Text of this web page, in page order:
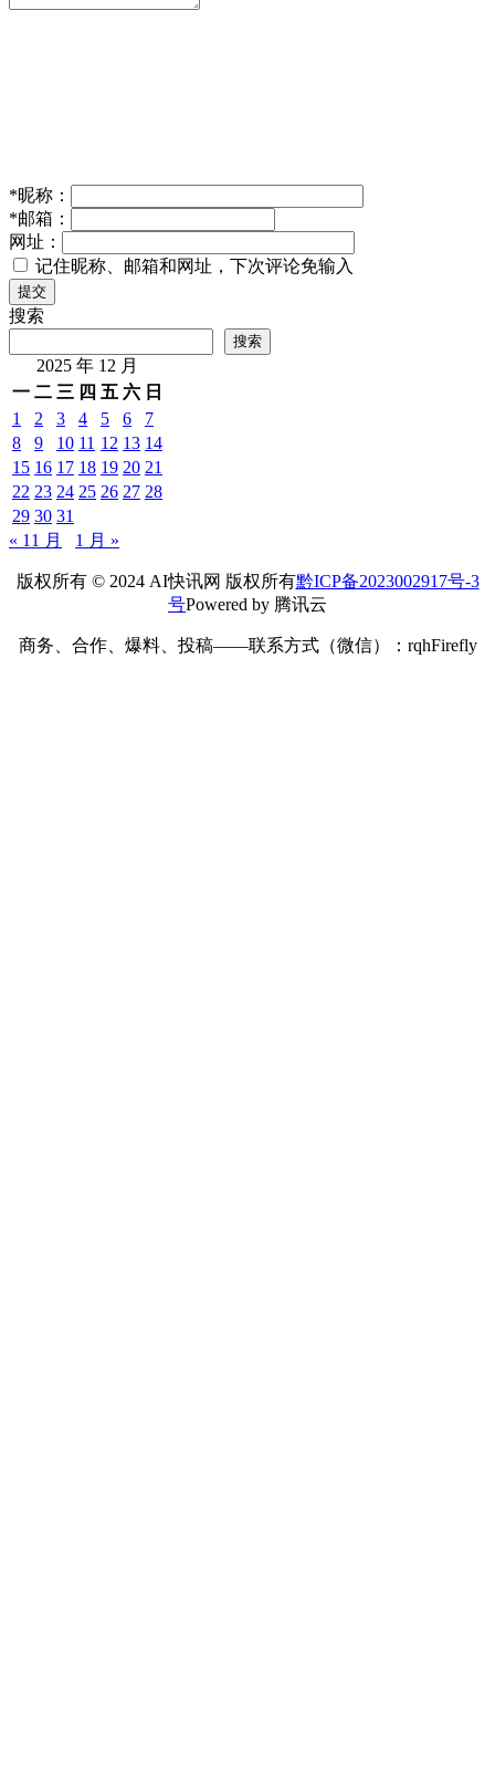
*昵称：
*邮箱：
网址：
记住昵称、邮箱和网址，下次评论免输入
提交
搜索
搜索
2025 年 12 月
一 二 三 四 五 六 日
1
2 3 4 5 6
7
8
9 10 11 12 13 14
15 16 17 18 19 20 21
22 23 24 25 26 27 28
29 30 31
« 11 月
1 月 »
版权所有 © 2024 AI快讯网 版权所有黔ICP备2023002917号-3
号Powered by 腾讯云
商务、合作、爆料、投稿——联系方式（微信）：rqhFirefly